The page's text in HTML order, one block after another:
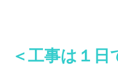
＜工事は１日